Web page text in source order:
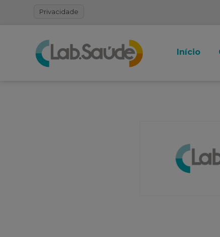
Privacidade
Início